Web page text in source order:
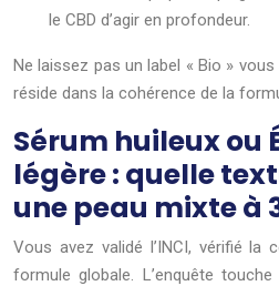
le CBD d’agir en profondeur.
Ne laissez pas un label « Bio »
réside dans la cohérence de la
Sérum huileux ou
légère : quelle
une peau mixte à
Vous avez validé l’INCI, vérifié la
formule globale. L’enquête